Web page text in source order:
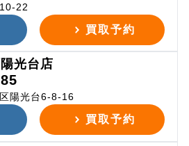
22
買取予約
光台店
陽光台6-8-16
買取予約